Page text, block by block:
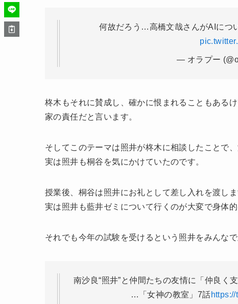
何故だろう…高橋文哉さんがAIにつ
— オラプー
柊木もそれに賛成し、確かに恨まれることもある
家の責任だと言います。
そしてこのテーマは照井が柊木に相談したことで
実は照井も桐谷を気にかけていたのです。
授業後、桐谷は照井にお礼として差し入れを渡しま
実は照井も藍井ゼミについて行くのが大変で身体
それでも今年の試験を受けるという照井をみんなで
南沙良“照井”と仲間たちの友情に「仲良く
…「女神の教室」7話